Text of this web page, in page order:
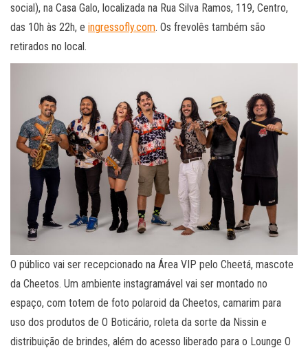
social), na Casa Galo, localizada na Rua Silva Ramos, 119, Centro,
das 10h às 22h, e ingressofly.com. Os frevolês também são
retirados no local.
O público vai ser recepcionado na Área VIP pelo Cheetá, mascote
da Cheetos. Um ambiente instagramável vai ser montado no
espaço, com totem de foto polaroid da Cheetos, camarim para
uso dos produtos de O Boticário, roleta da sorte da Nissin e
distribuição de brindes, além do acesso liberado para o Lounge O